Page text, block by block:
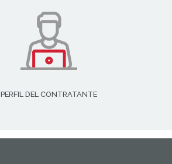
PERFIL DEL CONTRATANTE